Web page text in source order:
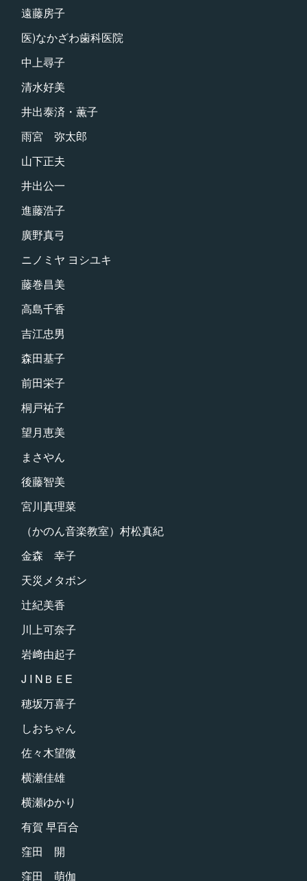
遠藤房子
医)なかざわ歯科医院
中上尋子
清水好美
井出泰済・薫子
雨宮 弥太郎
山下正夫
井出公一
進藤浩子
廣野真弓
ニノミヤ ヨシユキ
藤巻昌美
高島千香
吉江忠男
森田基子
前田栄子
桐戸祐子
望月恵美
まさやん
後藤智美
宮川真理菜
（かのん音楽教室）村松真紀
金森 幸子
天災メタボン
辻紀美香
川上可奈子
岩﨑由起子
J I NＢＥE
穂坂万喜子
しおちゃん
佐々木望微
横瀬佳雄
横瀬ゆかり
有賀 早百合
窪田 開
窪田 萌伽